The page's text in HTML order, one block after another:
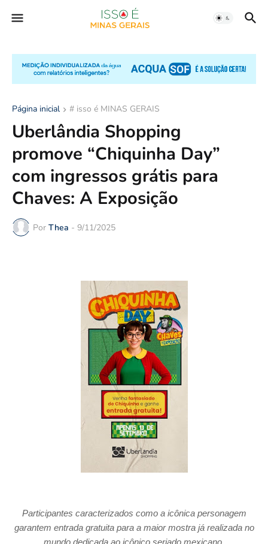
Página inicial # isso é MINAS GERAIS
Uberlândia Shopping
promove “Chiquinha Day”
com ingressos grátis para
Chaves: A Exposição
Por Thea - 9/11/2025
Participantes caracterizados como a icônica personagem
garantem entrada gratuita para a maior mostra já realizada no